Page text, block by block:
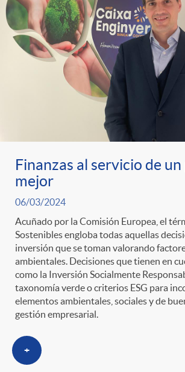
Finanzas al servicio de
mejor
06/03/2024
Acuñado por la Comisión Europea, el
Sostenibles engloba todas aquellas
inversión que se toman valorando
ambientales. Decisiones que tienen en
como la Inversión Socialmente
taxonomía verde o criterios ESG para
elementos ambientales, sociales y de
gestión empresarial.
+